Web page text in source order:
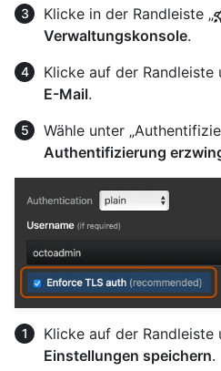
Klicke in der Randleiste „
Verwaltungskonsole.
Klicke auf der Randleiste
E-Mail.
Wähle unter
Authentifizierung
Klicke auf der Randleiste
Einstellungen speichern.